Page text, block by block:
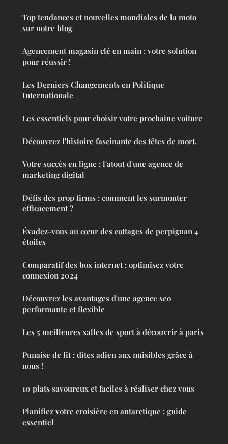
Top tendances et nouvelles mondiales de la moto
sur notre blog
Agencement magasin clé en main : votre solution
pour réussir !
Les Derniers Changements en Politique
Internationale
Les essentiels pour choisir votre prochaine voiture
Découvrez l'histoire fascinante des têtes de mort.
Votre succès en ligne : l'atout d'une agence de
marketing digital
Défis des prop firms : comment les surmonter
efficacement ?
Évadez-vous au cœur des cottages de perpignan 4
étoiles
Comparatif des box internet : optimisez votre
connexion 2024
Découvrez les avantages d'une agence seo
performante et flexible
Les 5 meilleures salles de sport à découvrir à paris
Punaise de lit : dites adieu aux nuisibles grâce à
nous !
10 plats savoureux et faciles à réaliser chez vous
Planifiez votre croisière en antarctique : guide
essentiel